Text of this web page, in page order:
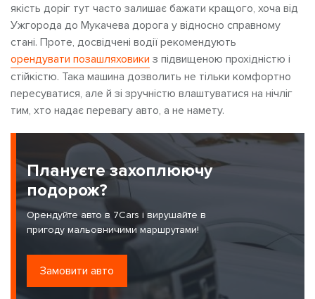
якість доріг тут часто залишає бажати кращого, хоча від
Ужгорода до Мукачева дорога у відносно справному
стані. Проте, досвідчені водії рекомендують
орендувати позашляховики з підвищеною прохідністю і
стійкістю. Така машина дозволить не тільки комфортно
пересуватися, але й зі зручністю влаштуватися на нічліг
тим, хто надає перевагу авто, а не намету.
Плануєте захоплюючу
подорож?
Орендуйте авто в 7Cars і вирушайте в
пригоду мальовничими маршрутами!
Замовити авто